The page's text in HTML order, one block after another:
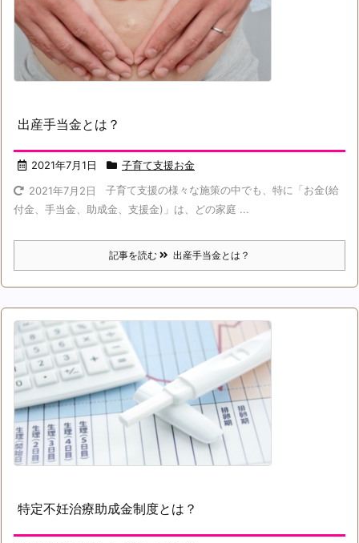
出産手当金とは？
2021年7月1日
子育て支援お金
2021年7月2日
子育て支援の様々な施策の中でも、特に「お金(給
付金、手当金、助成金、支援金)」は、どの家庭 ...
記事を読む 出産手当金とは？
特定不妊治療助成金制度とは？